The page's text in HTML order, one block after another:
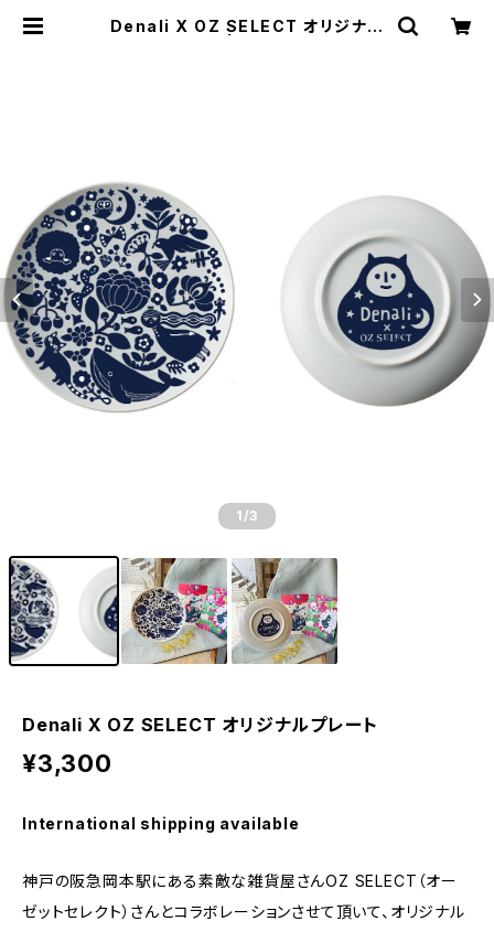
Denali X OZ SELECT オリジナル
1 /3
Denali X OZ SELECT オリジナルプレート
¥3,300
International shipping available
神戸の阪急岡本駅にある素敵な雑貨屋さんOZ SELECT（オー
ゼットセレクト）さんとコラボレーションさせて頂いて、オリジナル